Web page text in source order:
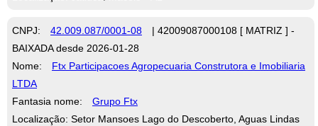
CNPJ: 42.009.087/0001-08
| 42009087000108 [ MATRIZ ] -
BAIXADA desde 2026-01-28
Nome:
Ftx Participacoes Agropecuaria Construtora e Imobiliaria
LTDA
Fantasia nome:
Grupo Ftx
Localização: Setor Mansoes Lago do Descoberto, Aguas Lindas